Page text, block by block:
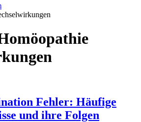
Fehler: Häufige
und ihre Folgen